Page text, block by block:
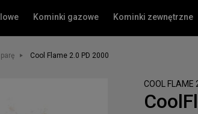
Kominki gazowe Kominki zewnętrzne
Cool Flame 2.0 PD 2000
COOL FLAME